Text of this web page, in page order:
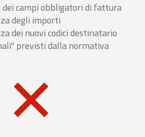
dei campi obbligatori di fattura
degli importi
dei nuovi codici destinatario
previsti dalla normativa